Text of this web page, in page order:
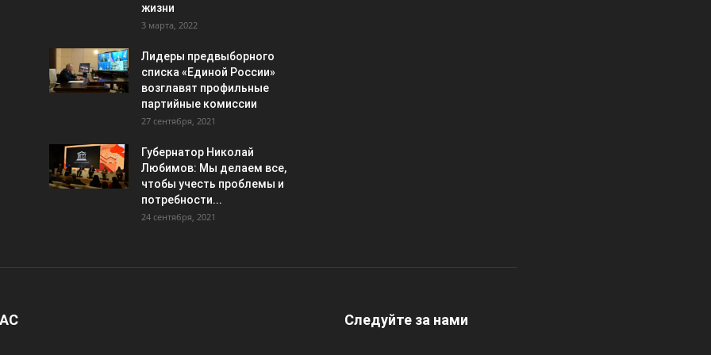
жизни
3 марта, 2022
Лидеры предвыборного
списка «Единой России»
возглавят профильные
партийные комиссии
27 сентября, 2021
Губернатор Николай
Любимов: Мы делаем все,
чтобы учесть проблемы и
потребности...
24 сентября, 2021
Следуйте за нами